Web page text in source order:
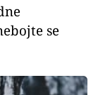
se